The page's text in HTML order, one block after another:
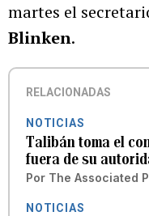
martes el
Blinken.
RELACIONADAS
NOTICIAS
Talibán toma el
fuera de su
Por The Associated
NOTICIAS